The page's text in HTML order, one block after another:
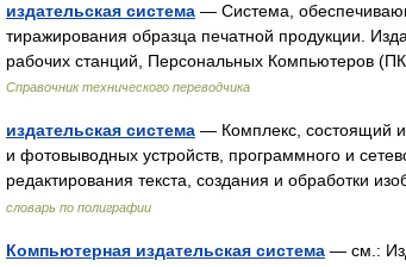
издательская система — Система,
тиражирования образца печатной продукции.
рабочих станций, Персональных Компьютеров
Справочник технического переводчика
издательская система — Комплекс, состоящий
и фотовыводных устройств, программного и
редактирования текста, создания и обработки
словарь по полиграфии
Компьютерная издательская система — см.: